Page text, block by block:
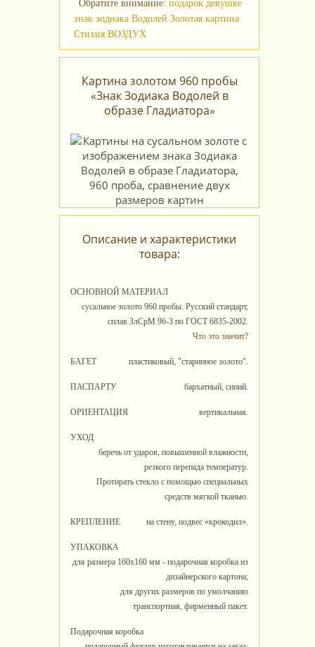
Обратите внимание: подарок девушке
знак зодиака Водолей Золотая картина
Стихия ВОЗДУХ
Картина золотом 960 пробы
«Знак Зодиака Водолей в
образе Гладиатора»
Описание и характеристики
товара:
ОСНОВНОЙ МАТЕРИАЛ
сусальное золото 960 пробы. Русский стандарт,
сплав ЗлСрМ 96-3 по ГОСТ 6835-2002.
Что это значит?
БАГЕТ пластиковый, "старинное золото".
ПАСПАРТУ бархатный, синий.
ОРИЕНТАЦИЯ вертикальная.
УХОД
беречь от ударов, повышенной влажности,
резкого перепада температур.
Протирать стекло с помощью специальных
средств мягкой тканью.
КРЕПЛЕНИЕ на стену, подвес «крокодил».
УПАКОВКА
для размера 160х160 мм - подарочная коробка из
дизайнерского картона;
для других размеров по умолчанию
транспортная, фирменный пакет.
Подарочная коробка